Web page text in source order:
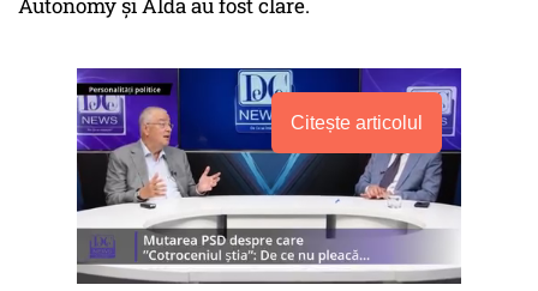
Autonomy și Alda au fost clare.
Citește articolul